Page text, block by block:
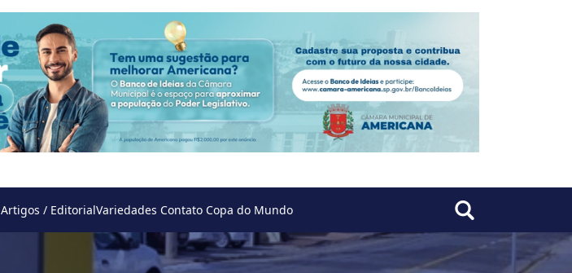
Artigos / EditorialVariedades Contato Copa do Mundo